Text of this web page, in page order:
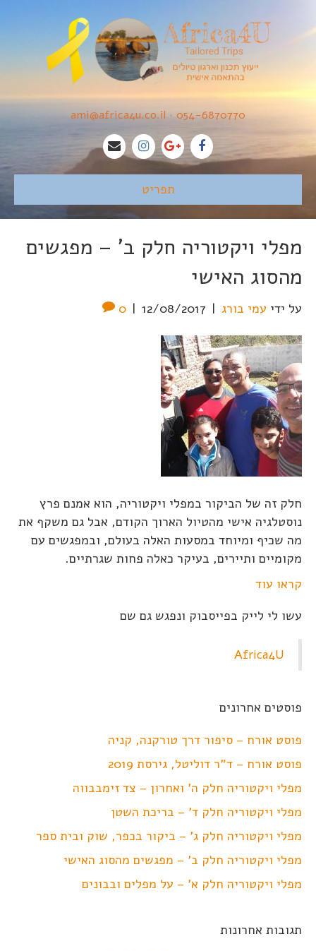
054-6870770
•
ami@africa4u.co.il
תפריט
מפלי ויקטוריה חלק ב' – מפגשים
מהסוג האישי
על ידי עמי בורג |
12/08/2017
|
0
חלק זה של הביקור במפלי ויקטוריה, הוא אמנם פרץ
נוסטלגיה אישי מהטיול הארוך הקודם, אבל גם משקף את
מה שכיף ומיוחד במסעות האלה בעולם, ובמפגשים עם
מקומיים ותיירים, בעיקר כאלה פחות שגרתיים.
קראו עוד
עשו לי לייק בפייסבוק ונפגש גם שם
Africa4U
פוסטים אחרונים
פוסט אורח – סיפור דרך טורקנה, קניה
פוסט אורח – ד"ר דוליטל, גירסת 2019
מפלי ויקטוריה חלק ה' ואחרון – צד זימבבווה
מפלי ויקטוריה חלק ד' – בריכת השטן
מפלי ויקטוריה חלק ג' – ביקור בכפר, שוק ובית ספר
מפלי ויקטוריה חלק ב' – מפגשים מהסוג האישי
מפלי ויקטוריה חלק א' – על מפלים ובבונים
תגובות אחרונות